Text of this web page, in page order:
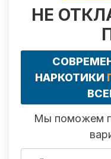
НЕ
НАРКОТИКИ
Мы поможем